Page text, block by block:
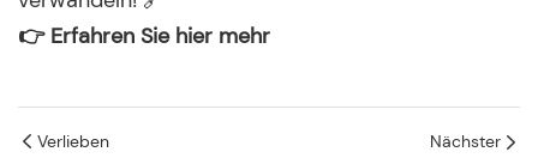
👉 Erfahren Sie hier mehr
Verlieben Nächster